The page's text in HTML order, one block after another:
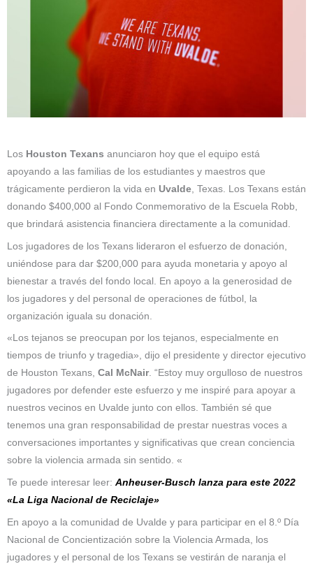
Los Houston Texans anunciaron hoy que el equipo está
apoyando a las familias de los estudiantes y maestros que
trágicamente perdieron la vida en Uvalde , Texas. Los Texans están
donando $400,000 al Fondo Conmemorativo de la Escuela Robb,
que brindará asistencia financiera directamente a la comunidad.
Los jugadores de los Texans lideraron el esfuerzo de donación,
uniéndose para dar $200,000 para ayuda monetaria y apoyo al
bienestar a través del fondo local. En apoyo a la generosidad de
los jugadores y del personal de operaciones de fútbol, ​​la
organización iguala su donación.
«Los tejanos se preocupan por los tejanos, especialmente en
tiempos de triunfo y tragedia», dijo el presidente y director ejecutivo
de Houston Texans, Cal McNair. “Estoy muy orgulloso de nuestros
jugadores por defender este esfuerzo y me inspiré para apoyar a
nuestros vecinos en Uvalde junto con ellos. También sé que
tenemos una gran responsabilidad de prestar nuestras voces a
conversaciones importantes y significativas que crean conciencia
sobre la violencia armada sin sentido. «
Te puede interesar leer: Anheuser-Busch lanza para este 2022
«La Liga Nacional de Reciclaje»
En apoyo a la comunidad de Uvalde y para participar en el 8.º Día
Nacional de Concientización sobre la Violencia Armada, los
jugadores y el personal de los Texans se vestirán de naranja el